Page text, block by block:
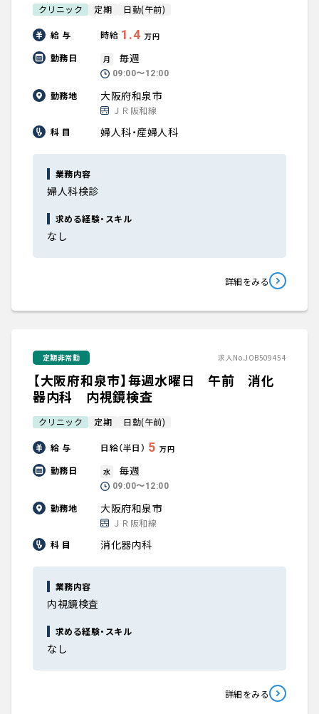
クリニック 定期 日勤(午前)
給 与 時給 1.4 万円
勤務日 月 毎週
09:00〜12:00
勤務地 大阪府和泉市
ＪＲ阪和線
科 目
婦人科・産婦人科
業務内容
婦人科検診
求める経験・スキル
なし
詳細をみる
定期非常勤 求人No.JOB509454
【大阪府和泉市】毎週水曜日 午前 消化
器内科 内視鏡検査
クリニック 定期 日勤(午前)
給 与 日給（半日） 5 万円
勤務日 水 毎週
09:00〜12:00
勤務地 大阪府和泉市
ＪＲ阪和線
科 目
消化器内科
業務内容
内視鏡検査
求める経験・スキル
なし
詳細をみる